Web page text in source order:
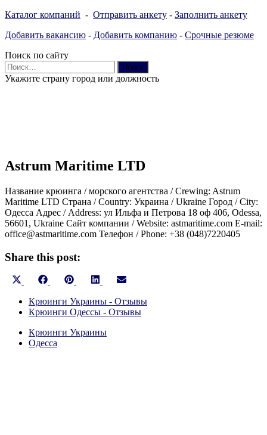
Каталог компаний - Отправить анкету - Заполнить анкету
Добавить вакансию - Добавить компанию - Срочные резюме
Поиск по сайту
Найти:
Укажите страну город или должность
Astrum Maritime LTD
Название крюинга / морского агентства / Crewing: Astrum
Maritime LTD Страна / Country: Украина / Ukraine Город / City:
Одесса Адрес / Address: ул Ильфа и Петрова 18 оф 406, Odessa,
56601, Ukraine Сайт компании / Website: astmaritime.com E-mail:
office@astmaritime.com Телефон / Phone: +38 (048)7220405
Share this post:
Share
Share
FacebookShare
Pinterest Share
LinkedInShare
Крюинги Украины - Отзывы
Крюинги Одессы - Отзывы
Крюинги Украины
Одесса